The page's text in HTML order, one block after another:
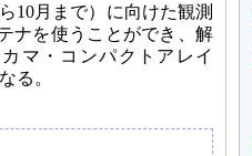
10月まで）に向けた観測
ナを使うことができ、解
マ・コンパクトアレイ
る。